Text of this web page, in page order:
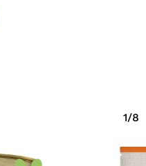
1/8